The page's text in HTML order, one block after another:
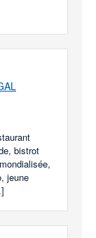
bistrot
jeune